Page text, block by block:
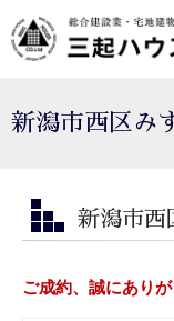
新潟市西区み
新潟市
ご成約、誠にあり